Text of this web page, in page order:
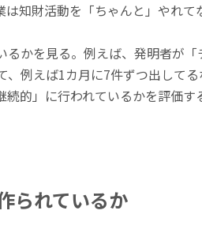
知財活動を「ちゃんと」やれ
かを見る。例えば、発明者が
例えば1カ月に7件ずつ出して
的」に行われているかを評価す
られているか